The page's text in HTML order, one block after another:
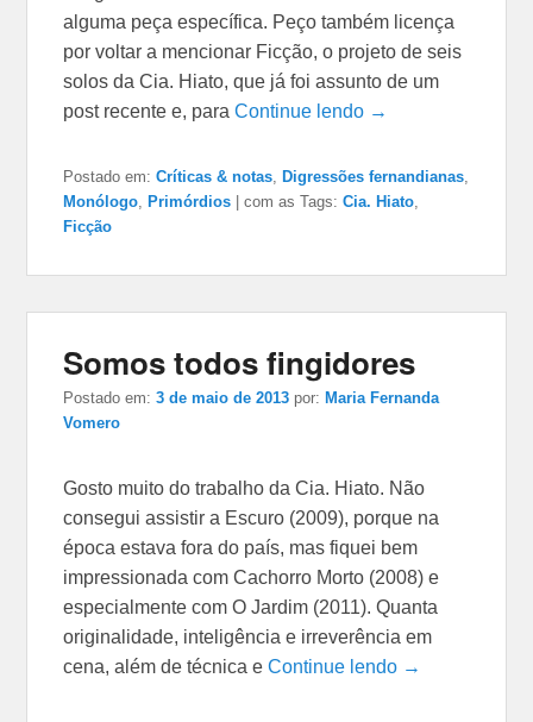
alguma peça específica. Peço também licença
por voltar a mencionar Ficção, o projeto de seis
solos da Cia. Hiato, que já foi assunto de um
post recente e, paraContinue lendo →
Postado em: Críticas & notas ,Digressões fernandianas
Monólogo ,Primórdios |com as Tags: Cia. Hiato
Ficção
Somos todos fingidores
Postado em:3 de maio de 2013 por: Maria Fernanda
Vomero
Gosto muito do trabalho da Cia. Hiato. Não
consegui assistir a Escuro (2009), porque na
época estava fora do país, mas fiquei bem
impressionada com Cachorro Morto (2008) e
especialmente com O Jardim (2011). Quanta
originalidade, inteligência e irreverência em
cena, além de técnica eContinue lendo →